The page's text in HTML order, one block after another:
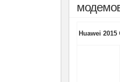
Huawei 2015